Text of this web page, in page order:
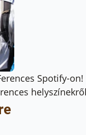
Spotify-on!